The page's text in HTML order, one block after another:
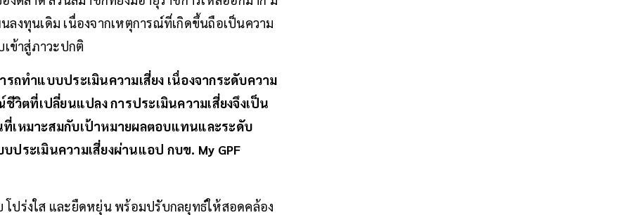
งทุนเดิม เนื่องจากเหตุการณ์ที่เกิดขึ้นถือเป็นความ
ข้าสู่ภาวะปกติ
ถทำแบบประเมินความเสี่ยง เนื่องจากระดับความ
วิตที่เปลี่ยนแปลง การประเมินความเสี่ยงจึงเป็น
เหมาะสมกับเป้าหมายผลตอบแทนและระดับ
ระเมินความเสี่ยงผ่านแอป กบข. My GPF
ปร่งใส และยืดหยุ่น พร้อมปรับกลยุทธ์ให้สอดคล้อง